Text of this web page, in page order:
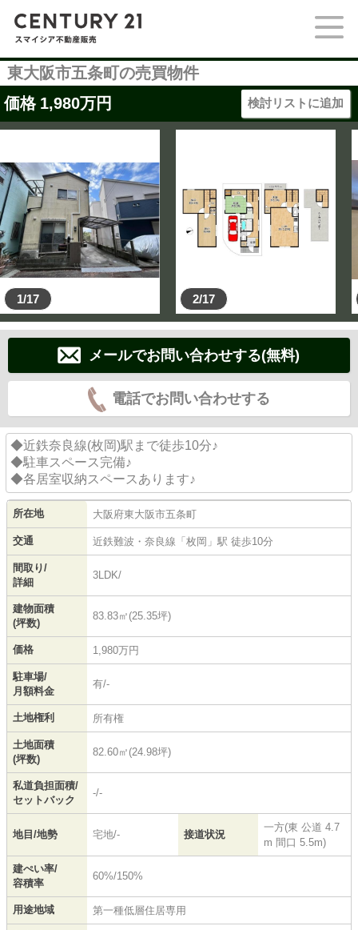
東大阪市五条町の売買物件
価格 1,980万円 検討リストに追加
1/17 2/17
メールでお問い合わせする(無料)
電話でお問い合わせする
◆近鉄奈良線(枚岡)駅まで徒歩10分♪
◆駐車スペース完備♪
◆各居室収納スペースあります♪
所在地 大阪府東大阪市五条町
交通 近鉄難波・奈良線 「 枚岡 」駅 徒歩10分
間取り/
詳細
3LDK/
建物面積
(坪数)
83.83㎡(25.35坪)
価格 1,980万円
駐車場/
月額料金
有/-
土地権利 所有権
土地面積
(坪数)
82.60㎡(24.98坪)
私道負担面積/
セットバック
-/-
地目/地勢 宅地/- 接道状況
一方(東 公道 4.7
m 間口 5.5m)
建ぺい率/
容積率
60%/150%
用途地域 第一種低層住居専用